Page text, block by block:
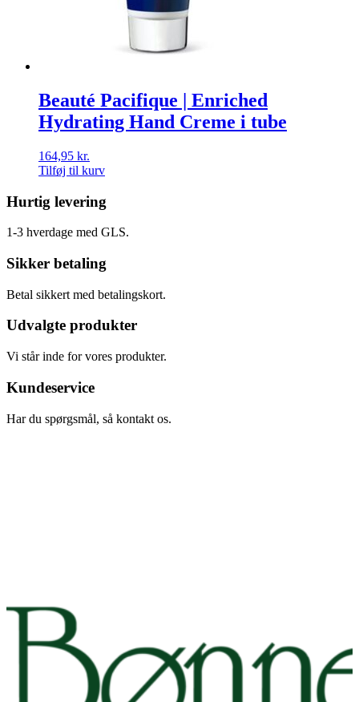
Beauté Pacifique | Enriched
Hydrating Hand Creme i tube
164,95 kr.
Tilføj til kurv
Hurtig levering
1-3 hverdage med GLS.
Sikker betaling
Betal sikkert med betalingskort.
Udvalgte produkter
Vi står inde for vores produkter.
Kundeservice
Har du spørgsmål, så kontakt os.